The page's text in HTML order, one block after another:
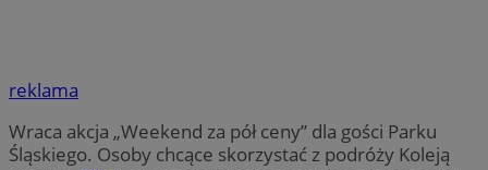
reklama
Wraca akcja „Weekend za pół ceny” dla gości Parku
Śląskiego. Osoby chcące skorzystać z podróży Koleją